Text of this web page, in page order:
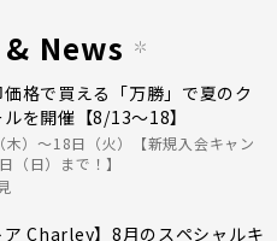
News
格で買える「万勝」で夏のク
を開催【8/13〜18】
）〜18日（火）【新規入会キャン
（日）まで！】
ア Charley】8月のスペシャルキ